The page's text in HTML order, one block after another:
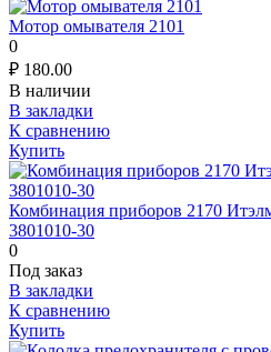
Мотор омывателя 2101
0
₽ 180.00
В наличии
В закладки
К сравнению
Купить
Комбинация приборов 2170
3801010-30
0
Под заказ
В закладки
К сравнению
Купить